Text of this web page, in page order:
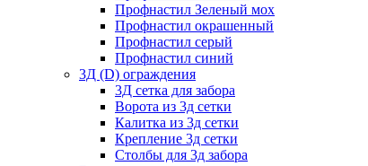
Профнастил Зеленый мох
Профнастил окрашенный
Профнастил серый
Профнастил синий
3Д (D) ограждения
3Д сетка для забора
Ворота из 3д сетки
Калитка из 3д сетки
Крепление 3д сетки
Столбы для 3д забора